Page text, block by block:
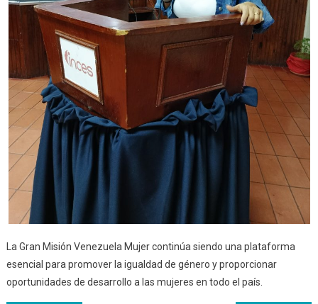
La Gran Misión Venezuela Mujer continúa siendo una plataforma
esencial para promover la igualdad de género y proporcionar
oportunidades de desarrollo a las mujeres en todo el país.